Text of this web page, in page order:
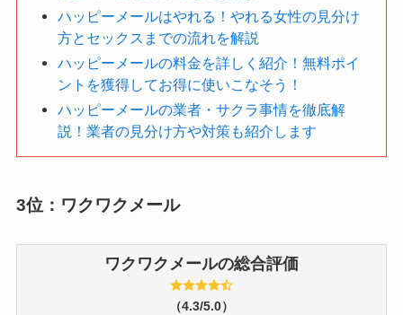
ハッピーメールはやれる！やれる女性の見分け
方とセックスまでの流れを解説
ハッピーメールの料金を詳しく紹介！無料ポイ
ントを獲得してお得に使いこなそう！
ハッピーメールの業者・サクラ事情を徹底解
説！業者の見分け方や対策も紹介します
3位：ワクワクメール
ワクワクメールの総合評価
（4.3/5.0）